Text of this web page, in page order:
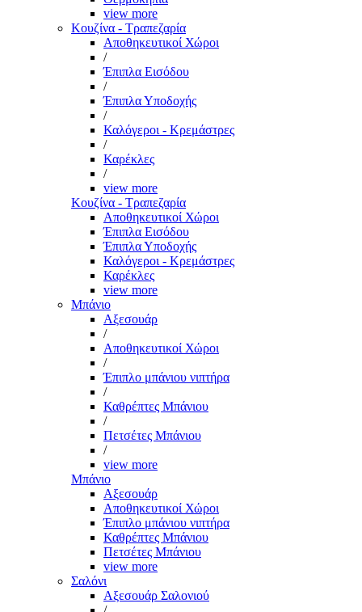
view more
Κουζίνα - Τραπεζαρία
Αποθηκευτικοί Χώροι
/
Έπιπλα Εισόδου
/
Έπιπλα Υποδοχής
/
Καλόγεροι - Κρεμάστρες
/
Καρέκλες
/
view more
Κουζίνα - Τραπεζαρία
Αποθηκευτικοί Χώροι
Έπιπλα Εισόδου
Έπιπλα Υποδοχής
Καλόγεροι - Κρεμάστρες
Καρέκλες
view more
Μπάνιο
Αξεσουάρ
/
Αποθηκευτικοί Χώροι
/
Έπιπλο μπάνιου νιπτήρα
/
Καθρέπτες Μπάνιου
/
Πετσέτες Μπάνιου
/
view more
Μπάνιο
Αξεσουάρ
Αποθηκευτικοί Χώροι
Έπιπλο μπάνιου νιπτήρα
Καθρέπτες Μπάνιου
Πετσέτες Μπάνιου
view more
Σαλόνι
Αξεσουάρ Σαλονιού